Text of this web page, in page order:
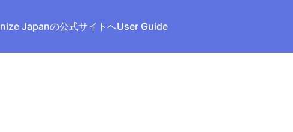
Japanの公式サイトへUser Guide